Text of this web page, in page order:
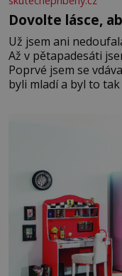
Dovolte lásce,
Už jsem ani
Až v pětapadesáti
Poprvé jsem se
byli mladí a byl to